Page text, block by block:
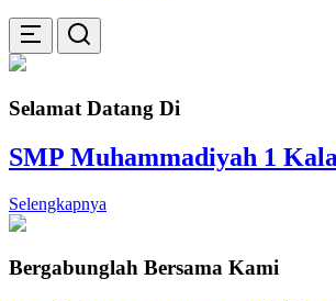
Selamat Datang Di
SMP Muhammadiyah 1
Selengkapnya
Bergabunglah Bersama Kami